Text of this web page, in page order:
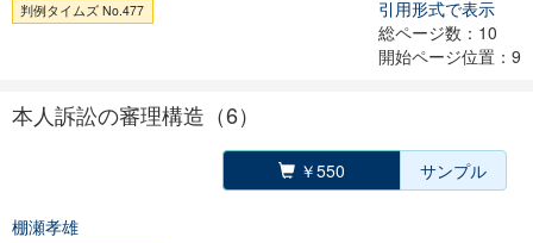
判例タイムズ No.477
引用形式で表示
総ページ数：10
開始ページ位置：9
本人訴訟の審理構造（6）
￥550 サンプル
棚瀬孝雄